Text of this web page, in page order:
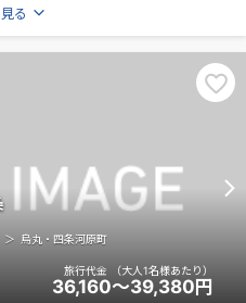
る
烏丸・四条河原町
旅行代金 （大人1名様あたり）
36,160～39,380 円